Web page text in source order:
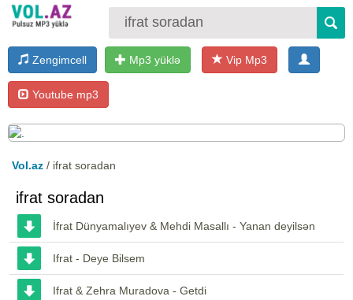
Zengimcell Mp3 yüklə Vip Mp3
Youtube mp3
Vol.az / ifrat soradan
ifrat soradan
İfrat Dünyamalıyev & Mehdi Masallı - Yanan deyilsən
Ifrat - Deye Bilsem
Ifrat & Zehra Muradova - Getdi